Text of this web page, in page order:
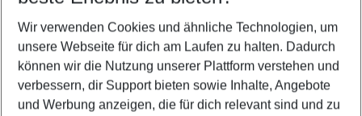
2 Erwachsene Keine Kinder
Mehr Filter anzeigen
Wir verwenden Cookies und ähnliche Technologien, um
unsere Webseite für dich am Laufen zu halten. Dadurch
können wir die Nutzung unserer Plattform verstehen und
verbessern, dir Support bieten sowie Inhalte, Angebote
und Werbung anzeigen, die für dich relevant sind und zu